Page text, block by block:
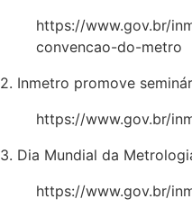
https://www.gov.br/
convencao-do-metro
2. Inmetro promove
https://www.gov.br/
3. Dia Mundial da
https://www.gov.br/